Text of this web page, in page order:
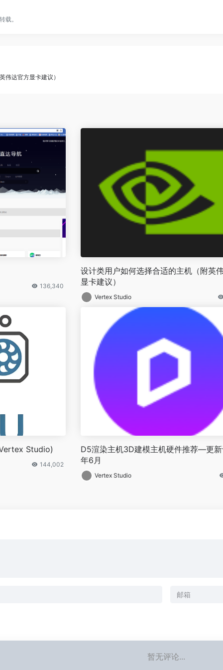
载。
伟达官方显卡建议）
136,340
设计类用户如何选择合适的主机（附英
显卡建议）
Vertex Studio
Studio)
144,002
D5渲染主机3D建模主机硬件推荐—更
年6月
Vertex Studio
暂无评论...